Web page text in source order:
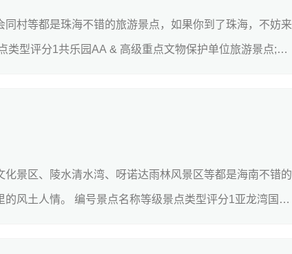
村等都是珠海不错的旅游景点，如果你到了珠海，不妨来
类型评分1共乐园AA & 高级重点文物保护单位旅游景点;风
景区、陵水清水湾、呀诺达雨林风景区等都是海南不错的
风土人情。 编号景点名称等级景点类型评分1亚龙湾国家